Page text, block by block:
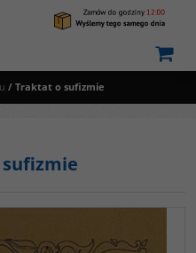
/ Traktat o sufizmie